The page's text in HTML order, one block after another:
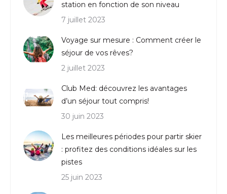
station en fonction de son niveau
7 juillet 2023
Voyage sur mesure : Comment créer le
séjour de vos rêves?
2 juillet 2023
Club Med: découvrez les avantages
d’un séjour tout compris!
30 juin 2023
Les meilleures périodes pour partir skier
: profitez des conditions idéales sur les
pistes
25 juin 2023